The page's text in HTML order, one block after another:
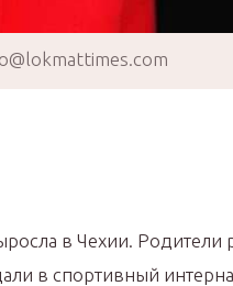
в Чехии. Родители
в спортивный